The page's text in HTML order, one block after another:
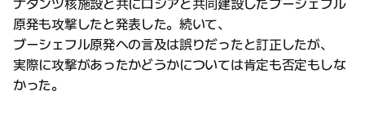
ナタンツ核施設と共にロシアと共同建設したブーシェフル
原発も攻撃したと発表した。続いて、
ブーシェフル原発への言及は誤りだったと訂正したが、
実際に攻撃があったかどうかについては肯定も否定もしな
かった。